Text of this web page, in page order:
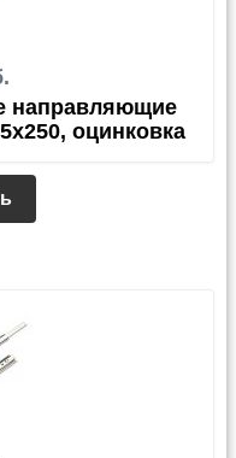
направляющие
оцинковка